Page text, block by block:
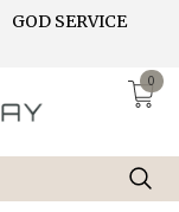
GOD SERVICE
0